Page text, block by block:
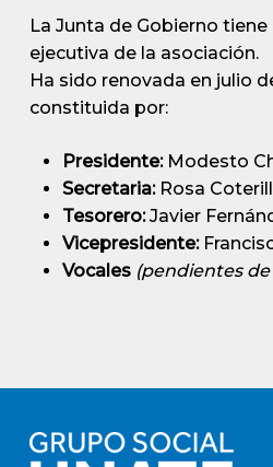
La Junta de Gobierno
ejecutiva de la asociación.
Ha sido renovada en julio
constituida por:
Presidente:Modesto
Secretaria:Rosa
Tesorero:Javier
Vicepresidente:
Vocales (pendientes